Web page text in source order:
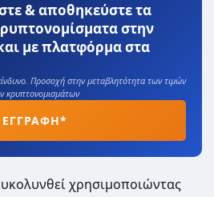
& αποθηκεύστε τα
στην
με πλατφόρμα στα
Προσοχή στην μεταβλητότητα των τιμών
κρυπτονομισμάτων
ΕΓΓΡΑΦΗ*
χρησιμοποιώντας